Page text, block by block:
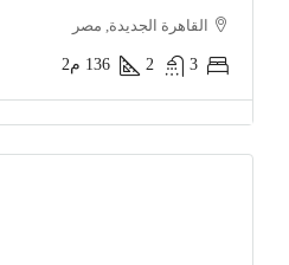
القاهرة الجديدة, مصر
3
2
136 م2